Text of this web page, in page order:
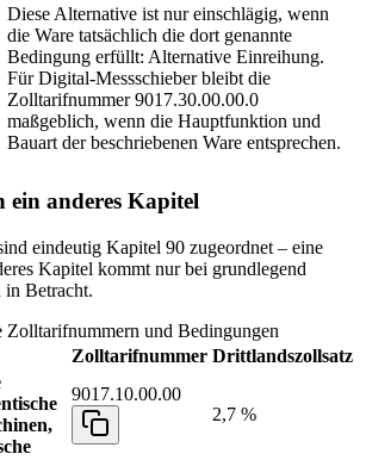
Diese Alternative ist nur einschlägig, wenn
die Ware tatsächlich die dort genannte
Bedingung erfüllt: Alternative Einreihung.
Für Digital-Messschieber bleibt die
Zolltarifnummer 9017.30.00.00.0
maßgeblich, wenn die Hauptfunktion und
Bauart der beschriebenen Ware entsprechen.
anderes Kapitel
eindeutig Kapitel 90 zugeordnet – eine
Kapitel kommt nur bei grundlegend
in Betracht.
Zolltarifnummern und Bedingungen
Zolltarifnummer Drittlandszollsatz
9017.10.00.00
2,7 %